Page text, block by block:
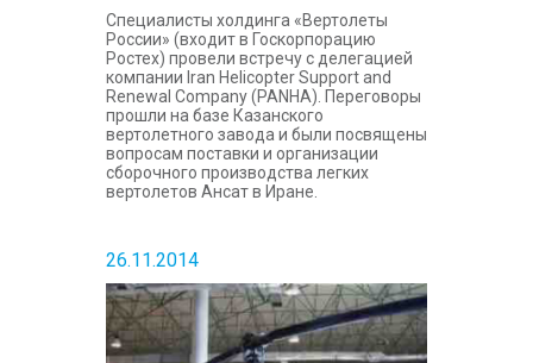
Специалисты холдинга «Вертолеты
России» (входит в Госкорпорацию
Ростех) провели встречу с делегацией
компании Iran Helicopter Support and
Renewal Company (PANHA). Переговоры
прошли на базе Казанского
вертолетного завода и были посвящены
вопросам поставки и организации
сборочного производства легких
вертолетов Ансат в Иране.
26.11.2014